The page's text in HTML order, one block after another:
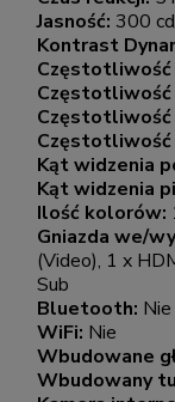
Jasność: 300
Kontrast
Częstotliwość
Częstotliwość
Częstotliwość
Częstotliwość
Kąt widzenia
Kąt widzenia
Ilość kolorów:
Gniazda we/
(Video), 1 x
Sub
Bluetooth: Nie
WiFi: Nie
Wbudowane
Wbudowany